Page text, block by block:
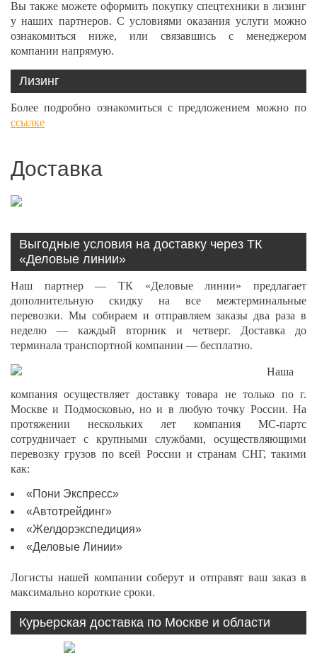
Вы также можете оформить покупку спецтехники в лизинг
у наших партнеров. С условиями оказания услуги можно
ознакомиться ниже, или связавшись с менеджером
компании напрямую.
Лизинг
Более подробно ознакомиться с предложением можно по
ссылке
Доставка
Выгодные условия на доставку через ТК
«Деловые линии»
Наш партнер — ТК «Деловые линии» предлагает
дополнительную скидку на все межтерминальные
перевозки. Мы собираем и отправляем заказы два раза в
неделю — каждый вторник и четверг. Доставка до
терминала транспортной компании — бесплатно.
Наша
компания осуществляет доставку товара не только по г.
Москве и Подмосковью, но и в любую точку России. На
протяжении нескольких лет компания МС-партс
сотрудничает с крупными службами, осуществляющими
перевозку грузов по всей России и странам СНГ, такими
как:
«Пони Экспресс»
«Автотрейдинг»
«Желдорэкспедиция»
«Деловые Линии»
Логисты нашей компании соберут и отправят ваш заказ в
максимально короткие сроки.
Курьерская доставка по Москве и области